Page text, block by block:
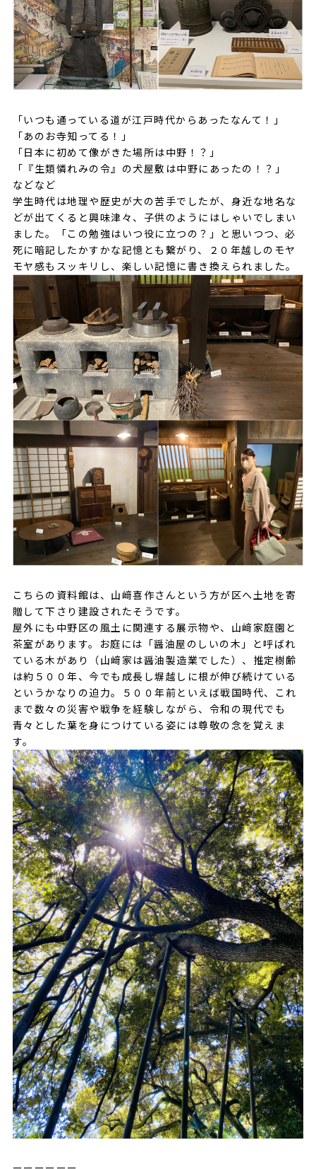
「いつも通っている道が江戸時代からあったなんて！」
「あのお寺知ってる！」
「日本に初めて像がきた場所は中野！？」
「『生類憐れみの令』の犬屋敷は中野にあったの！？」
などなど
学生時代は地理や歴史が大の苦手でしたが、身近な地名な
どが出てくると興味津々、子供のようにはしゃいでしまい
ました。「この勉強はいつ役に立つの？」と思いつつ、必
死に暗記したかすかな記憶とも繋がり、２０年越しのモヤ
モヤ感もスッキリし、楽しい記憶に書き換えられました。
こちらの資料館は、山﨑喜作さんという方が区へ土地を寄
贈して下さり建設されたそうです。
屋外にも中野区の風土に関連する展示物や、山﨑家庭園と
茶室があります。お庭には「醤油屋のしいの木」と呼ばれ
ている木があり（山﨑家は醤油製造業でした）、推定樹齢
は約５００年、今でも成長し塀越しに根が伸び続けている
というかなりの迫力。５００年前といえば戦国時代、これ
まで数々の災害や戦争を経験しながら、令和の現代でも
青々とした葉を身につけている姿には尊敬の念を覚えま
す。